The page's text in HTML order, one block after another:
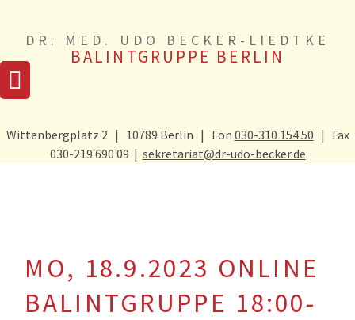
DR. MED. UDO BECKER-LIEDTKE
BALINTGRUPPE BERLIN
Wittenbergplatz 2 | 10789 Berlin | Fon 030-310 154 50 | Fax
030-219 690 09 | sekretariat@dr-udo-becker.de
MO, 18.9.2023 ONLINE
BALINTGRUPPE 18:00-